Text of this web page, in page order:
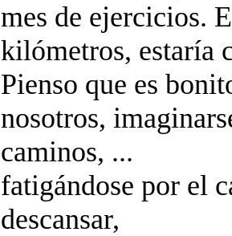
mes de ejercicios.
kilómetros, estaría
Pienso que es
nosotros,
caminos, ...
fatigándose por el
descansar,